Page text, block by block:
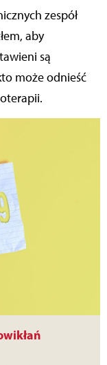
zespół
aby
są
może odnieść